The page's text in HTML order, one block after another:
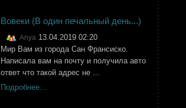
Вовеки (В один печальный день...)
Anya 13.04.2019 02:20
Мир Вам из города Сан Франсиско.
Написала вам на почту и получила авто
ответ что такой адрес не ...
Подробнее...